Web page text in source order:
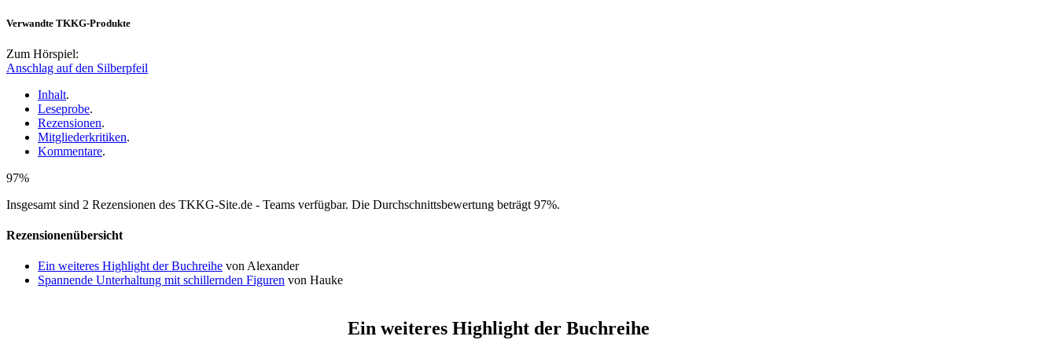
Verwandte TKKG-Produkte
Zum Hörspiel:
Anschlag auf den Silberpfeil
Inhalt.
Leseprobe.
Rezensionen.
Mitgliederkritiken.
Kommentare.
97%
Insgesamt sind 2 Rezensionen des TKKG-Site.de - Teams verfügbar. Die Durchschnittsbewertung beträgt 97%.
Rezensionenübersicht
Ein weiteres Highlight der Buchreihe von Alexander
Spannende Unterhaltung mit schillernden Figuren von Hauke
Ein weiteres Highlight der Buchreihe